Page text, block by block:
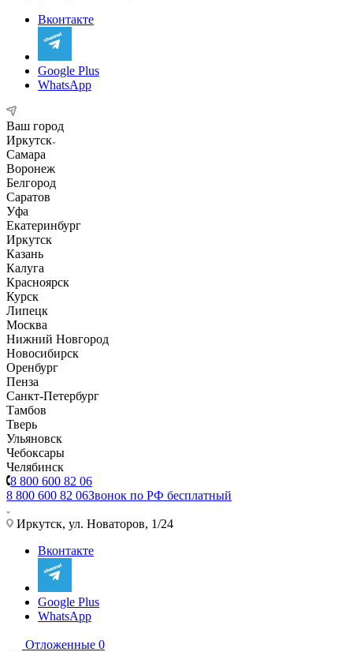
Вконтакте
Google Plus
WhatsApp
Ваш город
Иркутск
Самара
Воронеж
Белгород
Саратов
Уфа
Екатеринбург
Иркутск
Казань
Калуга
Красноярск
Курск
Липецк
Москва
Нижний Новгород
Новосибирск
Оренбург
Пенза
Санкт-Петербург
Тамбов
Тверь
Ульяновск
Чебоксары
Челябинск
8 800 600 82 06
8 800 600 82 06Звонок по РФ бесплатный
Иркутск, ул. Новаторов, 1/24
Вконтакте
Google Plus
WhatsApp
Отложенные 0